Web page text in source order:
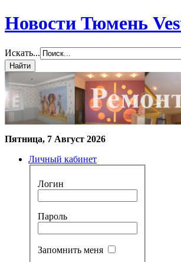
Новости Тюмень
Искать...
Пятница, 7 Август 2026
Личный кабинет
Логин
Пароль
Запомнить меня